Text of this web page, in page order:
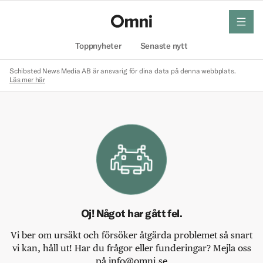
Toppnyheter Senaste nytt
meny
Schibsted News Media AB är ansvarig för dina data på denna webbplats.
Läs mer här
Oj! Något har gått fel.
Vi ber om ursäkt och försöker åtgärda problemet så snart
vi kan, håll ut! Har du frågor eller funderingar? Mejla oss